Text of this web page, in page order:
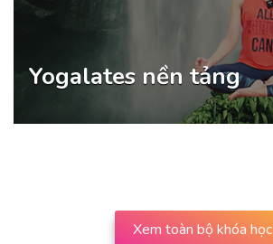
Yogalates nền tảng
Xem toàn bộ khóa học